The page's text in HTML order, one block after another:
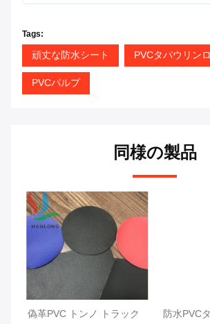
Tags:
頑丈な防水シート PVCタパウリン
PVCパルプ
同様の製品
偽革PVC トンノ トラック
防水PVC